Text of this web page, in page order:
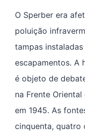
O Sperber era
poluição
tampas
escapamentos. A
é objeto de
na Frente
em 1945. As
cinquenta, quatro